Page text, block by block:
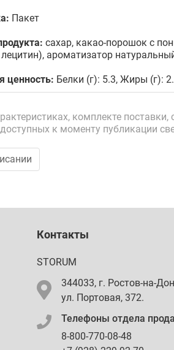
Пакет
сахар, какао-порошок с
ароматизатор
ценность: Белки (г): 5.3, Жиры (г):
комплекте
к моменту публикации
Контакты
STORUM
344033, г. Ростов-на-
ул. Портовая, 372.
Телефоны отдела
8-800-770-08-48